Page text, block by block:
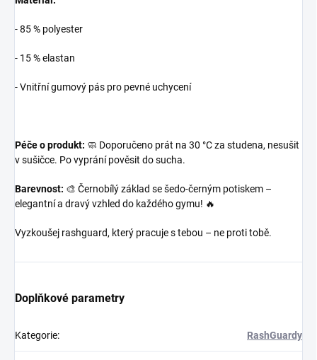
- 85 % polyester
- 15 % elastan
- Vnitřní gumový pás pro pevné uchycení
Péče o produkt: 🧼 Doporučeno prát na 30 °C za studena, nesušit
v sušičce. Po vyprání pověsit do sucha.
Barevnost: 🎨 Černobílý základ se šedo-černým potiskem –
elegantní a dravý vzhled do každého gymu! 🔥
Vyzkoušej rashguard, který pracuje s tebou – ne proti tobě.
Doplňkové parametry
Kategorie: RashGuardy